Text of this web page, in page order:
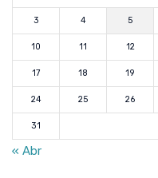
3 4 5
10 11 12
17 18 19
24 25 26
31
« Abr